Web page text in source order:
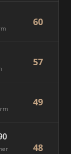
60
57
49
48